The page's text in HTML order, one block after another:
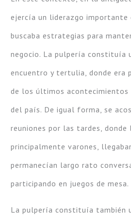
ejercía un liderazgo importante
buscaba estrategias para
negocio. La pulpería constituía
encuentro y tertulia, donde era
de los últimos acontecimientos
del país. De igual forma, se
reuniones por las tardes, donde
principalmente varones,
permanecían largo rato
participando en juegos de mesa.
La pulpería constituía también